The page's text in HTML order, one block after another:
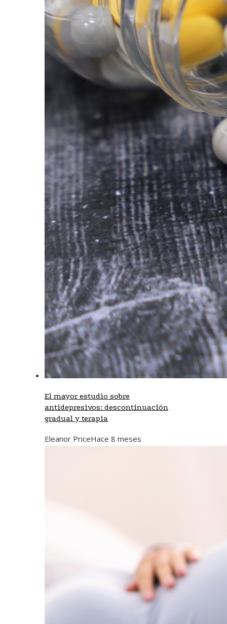
El mayor estudio sobre
antidepresivos: descontinuación
gradual y terapia
Eleanor PriceHace 8 meses